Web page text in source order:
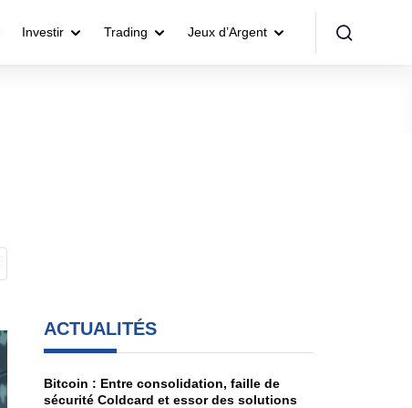
Investir Trading Jeux d’Argent
ACTUALITÉS
Bitcoin : Entre consolidation, faille de
sécurité Coldcard et essor des solutions